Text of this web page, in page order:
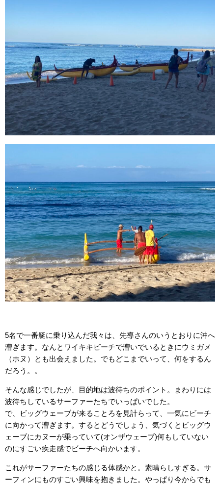
5名で一番艇に乗り込んだ我々は、先導さんのいうとおりに沖へ
漕ぎます。なんとワイキキビーチで漕いでいるときにウミガメ
（ホヌ）とも出会えました。でもどこまでいって、何をするん
だろう。。
そんな感じでしたが、目的地は波待ちのポイント。まわりには
波待ちしているサーファーたちでいっぱいでした。
で、ビッグウェーブが来ることろを見計らって、一気にビーチ
に向かって漕ぎます。するとどうでしょう、気づくとビッグウ
ェーブにカヌーが乗っていて(オンザウェーブ)何もしていない
のにすごい疾走感でビーチへ向かいます。
これがサーファーたちの感じる体感かと。素晴らしすぎる。サ
ーフィンにものすごい興味を抱きました。やっぱり今からでも